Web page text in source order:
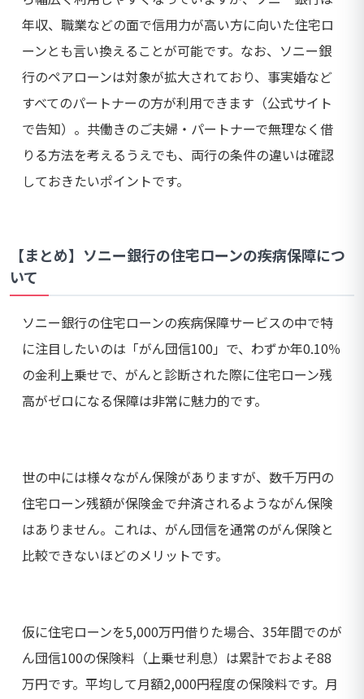
年収、職業などの面で信用力が高い方に向いた住宅ロ
ーンとも言い換えることが可能です。なお、ソニー銀
行のペアローンは対象が拡大されており、事実婚など
すべてのパートナーの方が利用できます（公式サイト
で告知）。共働きのご夫婦・パートナーで無理なく借
りる方法を考えるうえでも、両行の条件の違いは確認
しておきたいポイントです。
【まとめ】ソニー銀行の住宅ローンの疾病保障につ
いて
ソニー銀行の住宅ローンの疾病保障サービスの中で特
に注目したいのは「がん団信100」で、わずか年0.10％
の金利上乗せで、がんと診断された際に住宅ローン残
高がゼロになる保障は非常に魅力的です。
世の中には様々ながん保険がありますが、数千万円の
住宅ローン残額が保険金で弁済されるようながん保険
はありません。これは、がん団信を通常のがん保険と
比較できないほどのメリットです。
仮に住宅ローンを5,000万円借りた場合、35年間でのが
ん団信100の保険料（上乗せ利息）は累計でおよそ88
万円です。平均して月額2,000円程度の保険料です。月